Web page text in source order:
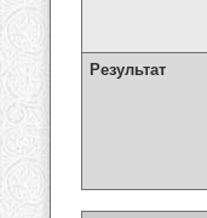
Результат